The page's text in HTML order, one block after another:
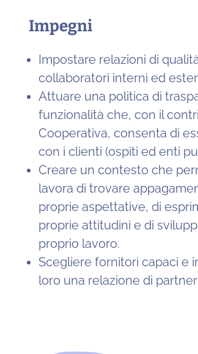
Impegni
Impostare relazioni di
collaboratori interni ed
Attuare una politica di
funzionalità che, con il
Cooperativa, consenta di
con i clienti (ospiti ed enti
Creare un contesto che
lavora di trovare
proprie aspettative, di
proprie attitudini e di
proprio lavoro.
Scegliere fornitori capaci e
loro una relazione di